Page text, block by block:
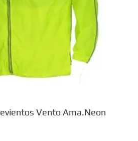
producto
Vento Ama.Neon